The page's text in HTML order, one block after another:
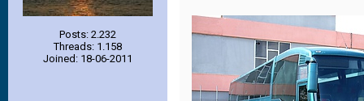
Posts: 2.232
Threads: 1.158
Joined: 18-06-2011